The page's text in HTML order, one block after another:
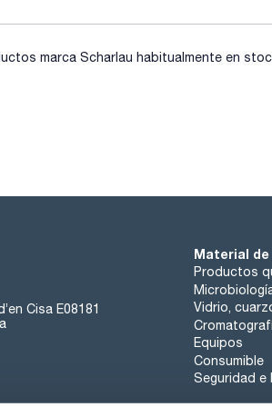
la aspiración de la muestra.
marca Scharlau habitualmente en
Cisa E08181
Material
Productos
Vidrio,
Equipos
Consumible
Seguridad e